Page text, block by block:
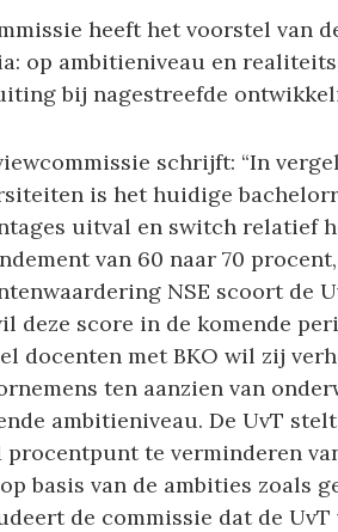
heeft het voorstel van
op ambitieniveau en
bij nagestreefde
schrijft: “In
is het huidige
uitval en switch relatief
van 60 naar 70
NSE scoort de
deze score in de komende
docenten met BKO wil zij
ten aanzien van
ambitieniveau. De UvT
procentpunt te verminderen
basis van de ambities zoals
de commissie dat de